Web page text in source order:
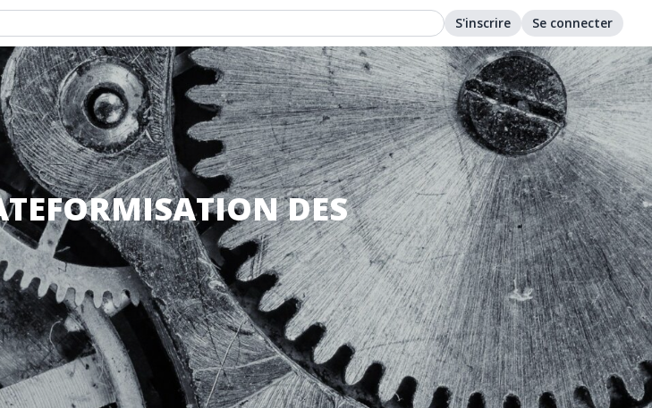
S'inscrire Se connecter
DES